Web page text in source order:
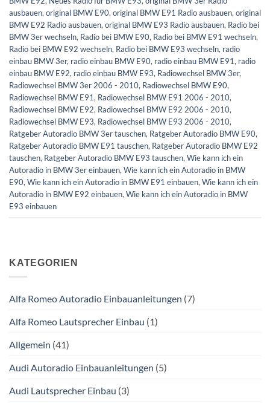
ausbauen, original BMW E90, original BMW E91 Radio ausbauen, original
BMW E92 Radio ausbauen, original BMW E93 Radio ausbauen, Radio bei
BMW 3er wechseln, Radio bei BMW E90, Radio bei BMW E91 wechseln,
Radio bei BMW E92 wechseln, Radio bei BMW E93 wechseln, radio
einbau BMW 3er, radio einbau BMW E90, radio einbau BMW E91, radio
einbau BMW E92, radio einbau BMW E93, Radiowechsel BMW 3er,
Radiowechsel BMW 3er 2006 - 2010, Radiowechsel BMW E90,
Radiowechsel BMW E91, Radiowechsel BMW E91 2006 - 2010,
Radiowechsel BMW E92, Radiowechsel BMW E92 2006 - 2010,
Radiowechsel BMW E93, Radiowechsel BMW E93 2006 - 2010,
Ratgeber Autoradio BMW 3er tauschen, Ratgeber Autoradio BMW E90,
Ratgeber Autoradio BMW E91 tauschen, Ratgeber Autoradio BMW E92
tauschen, Ratgeber Autoradio BMW E93 tauschen, Wie kann ich ein
Autoradio in BMW 3er einbauen, Wie kann ich ein Autoradio in BMW
E90, Wie kann ich ein Autoradio in BMW E91 einbauen, Wie kann ich ein
Autoradio in BMW E92 einbauen, Wie kann ich ein Autoradio in BMW
E93 einbauen
KATEGORIEN
Alfa Romeo Autoradio Einbauanleitungen (7)
Alfa Romeo Lautsprecher Einbau (1)
Allgemein (41)
Audi Autoradio Einbauanleitungen (5)
Audi Lautsprecher Einbau (3)